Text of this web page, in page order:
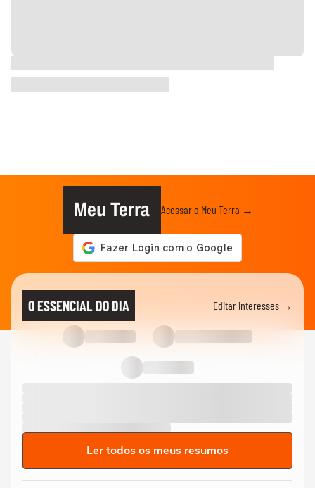
Meu Terra Acessar o Meu Terra →
O ESSENCIAL DO DIA Editar interesses →
Ler todos os meus resumos